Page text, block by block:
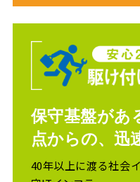
保守基盤があ
点からの、迅
40年以上に渡る社会